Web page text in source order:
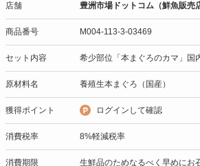
店舗 豊洲市場ドットコム（鮮魚販売
商品番号 M004-113-3-03469
セット内容 希少部位「本まぐろのカマ」国
原材料名 養殖生本まぐろ（国産）
獲得ポイント ログインして確認
消費税率 8%軽減税率
消費期限 生鮮品のためなるべく早めにお